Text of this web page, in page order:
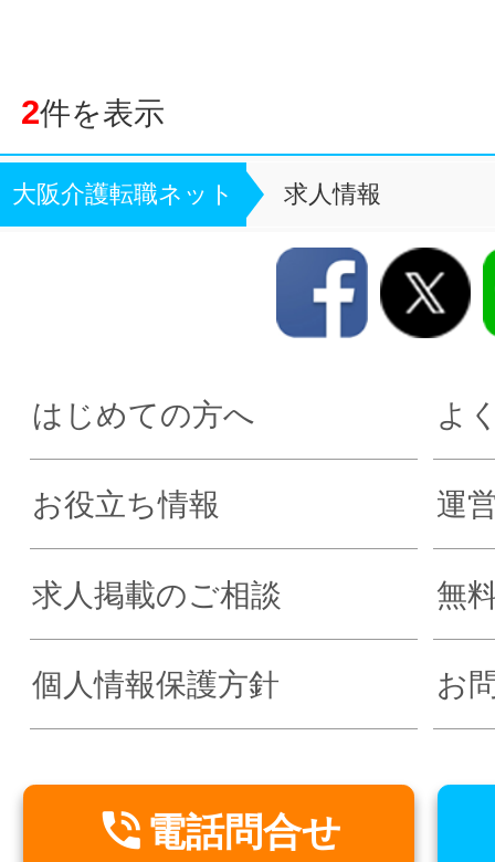
2件を表示
大阪介護転職ネット 求人情報
はじめての方へ よ
お役立ち情報 運
求人掲載のご相談 無
個人情報保護方針 お
 電話問合せ